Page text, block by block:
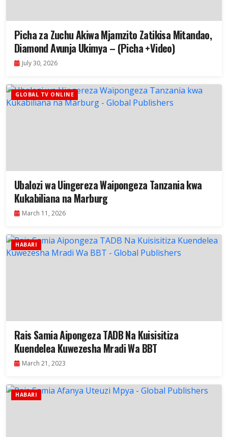
Picha za Zuchu Akiwa Mjamzito Zatikisa Mitandao,
Diamond Avunja Ukimya – (Picha +Video)
July 30, 2026
GLOBAL TV ONLINE
Ubalozi wa Uingereza Waipongeza Tanzania kwa
Kukabiliana na Marburg
March 11, 2026
HABARI
Rais Samia Aipongeza TADB Na Kuisisitiza
Kuendelea Kuwezesha Mradi Wa BBT
March 21, 2023
HABARI